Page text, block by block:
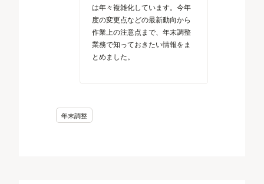
は年々複雑化しています。今年
度の変更点などの最新動向から
作業上の注意点まで、年末調整
業務で知っておきたい情報をま
とめました。
年末調整